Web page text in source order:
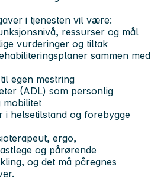
i tjenesten vil være:
ressurser og mål
vurderinger og tiltak
sammen med
egen mestring
(ADL) som personlig
mobilitet
i helsetilstand og forebygge
ergo,
og pårørende
og det må påregnes